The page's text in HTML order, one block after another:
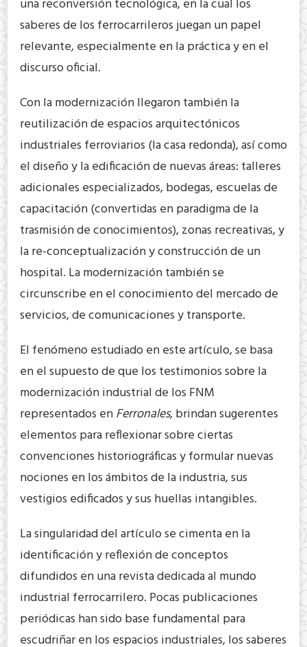
una reconversión tecnológica, en la cual los
saberes de los ferrocarrileros juegan un papel
relevante, especialmente en la práctica y en el
discurso oficial.
Con la modernización llegaron también la
reutilización de espacios arquitectónicos
industriales ferroviarios (la casa redonda), así como
el diseño y la edificación de nuevas áreas: talleres
adicionales especializados, bodegas, escuelas de
capacitación (convertidas en paradigma de la
trasmisión de conocimientos), zonas recreativas, y
la re-conceptualización y construcción de un
hospital. La modernización también se
circunscribe en el conocimiento del mercado de
servicios, de comunicaciones y transporte.
El fenómeno estudiado en este artículo, se basa
en el supuesto de que los testimonios sobre la
modernización industrial de los FNM
representados enFerronales, brindan sugerentes
elementos para reflexionar sobre ciertas
convenciones historiográficas y formular nuevas
nociones en los ámbitos de la industria, sus
vestigios edificados y sus huellas intangibles.
La singularidad del artículo se cimenta en la
identificación y reflexión de conceptos
difundidos en una revista dedicada al mundo
industrial ferrocarrilero. Pocas publicaciones
periódicas han sido base fundamental para
escudriñar en los espacios industriales, los saberes